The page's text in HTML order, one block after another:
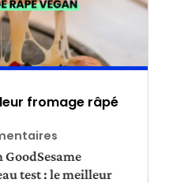
fromage râpé
test : le meilleur